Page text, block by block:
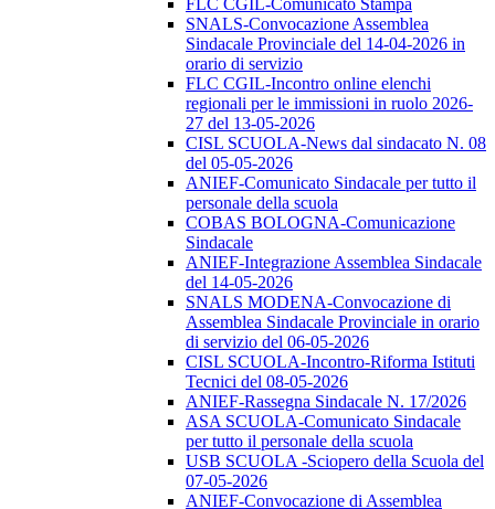
FLC CGIL-Comunicato Stampa
SNALS-Convocazione Assemblea
Sindacale Provinciale del 14-04-2026 in
orario di servizio
FLC CGIL-Incontro online elenchi
regionali per le immissioni in ruolo 2026-
27 del 13-05-2026
CISL SCUOLA-News dal sindacato N. 08
del 05-05-2026
ANIEF-Comunicato Sindacale per tutto il
personale della scuola
COBAS BOLOGNA-Comunicazione
Sindacale
ANIEF-Integrazione Assemblea Sindacale
del 14-05-2026
SNALS MODENA-Convocazione di
Assemblea Sindacale Provinciale in orario
di servizio del 06-05-2026
CISL SCUOLA-Incontro-Riforma Istituti
Tecnici del 08-05-2026
ANIEF-Rassegna Sindacale N. 17/2026
ASA SCUOLA-Comunicato Sindacale
per tutto il personale della scuola
USB SCUOLA -Sciopero della Scuola del
07-05-2026
ANIEF-Convocazione di Assemblea